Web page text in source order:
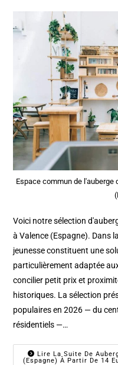
Espace commun de l'auberge
Voici notre sélection
à Valence (Espagne). Dans
jeunesse constituent une
particulièrement adaptée
concilier petit prix et
historiques. La sélection
populaires en 2026 — du
résidentiels —…
Lire La Suite De
(Espagne) À Partir De 14